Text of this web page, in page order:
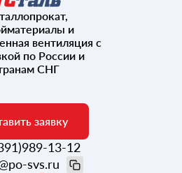
и
вентиляция с
по России и
СНГ
заявку
13-12
svs.ru